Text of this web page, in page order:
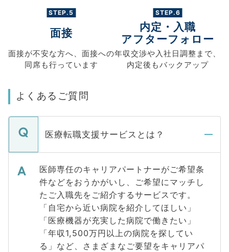
STEP.5
面接
面接が不安な方へ、 面接への
同席も行っています
STEP.6
内定・入職
アフターフォロー
年収交渉や入社日調整まで、
内定後もバックアップ
よくあるご質問
医療転職支援サービスとは？
医師専任のキャリアパートナーがご希望条
件などをおうかがいし、ご希望にマッチし
たご入職先をご紹介するサービスです。
「自宅から近い病院を紹介してほしい」
「医療機器が充実した病院で働きたい」
「年収1,500万円以上の病院を探してい
る」など、さまざまなご要望をキャリアパ